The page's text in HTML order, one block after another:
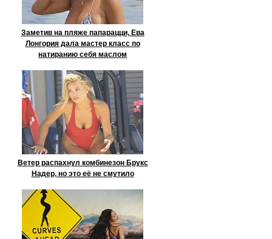
Заметив на пляже папарацци, Ева
Лонгория дала мастер класс по
натиранию себя маслом
Ветер распахнул комбинезон Брукс
Надер, но это её не смутило